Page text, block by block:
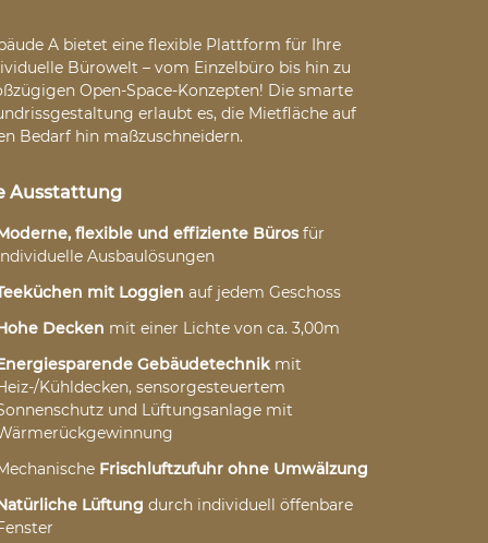
A bietet eine flexible Plattform für Ihre
Bürowelt – vom Einzelbüro bis hin zu
Open-Space-Konzepten! Die smarte
erlaubt es, die Mietfläche auf
Bedarf hin maßzuschneidern.
Ausstattung
flexible und effiziente Büros für
Ausbaulösungen
mit Loggien auf jedem Geschoss
Decken mit einer Lichte von ca. 3,00m
Gebäudetechnik mit
Kühldecken, sensorgesteuertem
und Lüftungsanlage mit
Frischluftzufuhr ohne Umwälzung
Lüftung durch individuell öffenbare